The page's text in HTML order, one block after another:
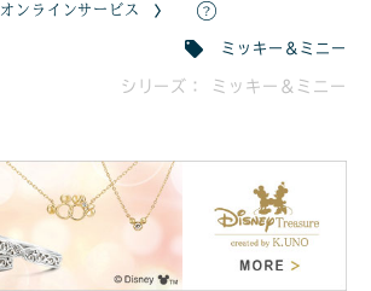
オンラインサービス
ミッキー＆ミニー
シリーズ： ミッキー＆ミニー